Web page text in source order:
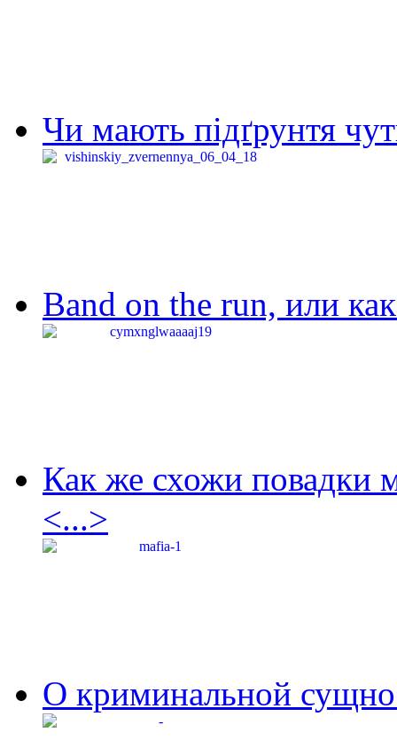
Чи мають підґрунтя
Band on the run, или
Как же схожи повадки
<...>
О криминальной